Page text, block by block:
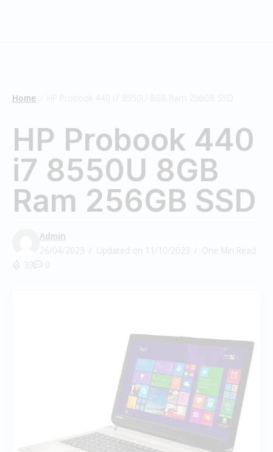
Home HP Probook 440 i7 8550U 8GB Ram 256GB SSD
HP Probook 440
i7 8550U 8GB
Ram 256GB SSD
Admin
26/04/2023
Updated on 11/10/2023
One Min Read
33
0